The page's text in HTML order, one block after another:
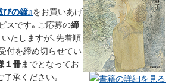
びの鐘』をお買いあげ
スです。ご応募の締
いたしますが、先着順
付を締め切らせてい
１冊までとなってお
承ください。